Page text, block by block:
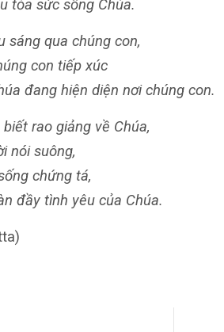
tỏa sức sống Chúa.
sáng qua chúng con,
con tiếp xúc
đang hiện diện nơi chúng con.
rao giảng về Chúa,
nói suông,
chứng tá,
đầy tình yêu của Chúa.